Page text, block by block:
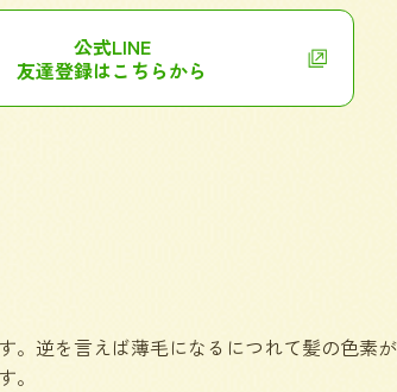
公式LINE
友達登録はこちらから
。逆を言えば薄毛になるにつれて髪の色素
。